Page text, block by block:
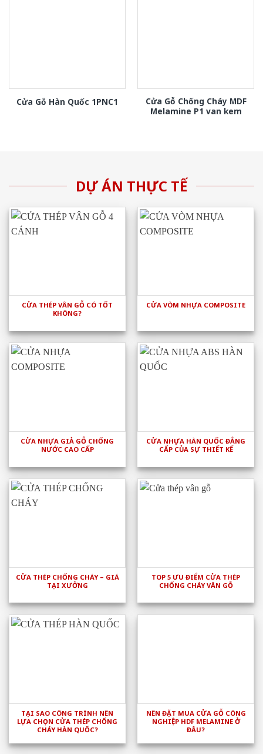
Cửa Gỗ Hàn Quốc 1PNC1
Cửa Gỗ Chống Cháy MDF
Melamine P1 van kem
DỰ ÁN THỰC TẾ
CỬA THÉP VÂN GỖ CÓ TỐT
KHÔNG?
CỬA VÒM NHỰA COMPOSITE
CỬA NHỰA GIẢ GỖ CHỐNG
NƯỚC CAO CẤP
CỬA NHỰA HÀN QUỐC ĐẲNG
CẤP CỦA SỰ THIẾT KẾ
CỬA THÉP CHỐNG CHÁY – GIÁ
TẠI XƯỞNG
TOP 5 ƯU ĐIỂM CỬA THÉP
CHỐNG CHÁY VÂN GỖ
TẠI SAO CÔNG TRÌNH NÊN
LỰA CHỌN CỬA THÉP CHỐNG
CHÁY HÀN QUỐC?
NÊN ĐẶT MUA CỬA GỖ CÔNG
NGHIỆP HDF MELAMINE Ở
ĐÂU?